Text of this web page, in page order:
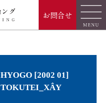
お問合せ
HYOGO [2002 01]
TOKUTEI_XÂY